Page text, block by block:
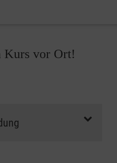
Kurs vor Ort!